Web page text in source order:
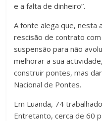
e a falta de dinheiro”.
A fonte alega que, nesta
rescisão de contrato
suspensão para não
melhorar a sua
construir pontes, mas
Nacional de Pontes.
Em Luanda, 74
Entretanto, cerca de 60